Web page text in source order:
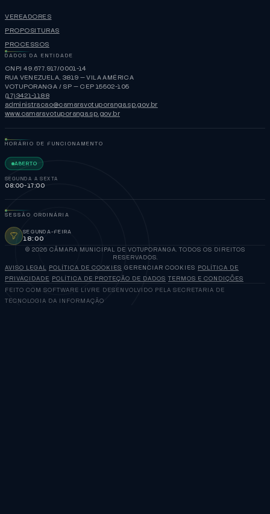
VEREADORES
PROPOSITURAS
PROCESSOS
DADOS DA ENTIDADE
CNPJ 49.677.917/0001-14
RUA VENEZUELA, 3819 — VILA AMÉRICA
VOTUPORANGA / SP — CEP 15502-105
(17)3421-1188
administracao@camaravotuporanga.sp.gov.br
www.camaravotuporanga.sp.gov.br
HORÁRIO DE FUNCIONAMENTO
ABERTO
SEGUNDA A SEXTA
08:00-17:00
SESSÃO ORDINÁRIA
SEGUNDA-FEIRA
18:00
© 2026 CÂMARA MUNICIPAL DE VOTUPORANGA. TODOS OS DIREITOS
RESERVADOS.
AVISO LEGAL POLÍTICA DE COOKIES GERENCIAR COOKIES POLÍTICA DE
PRIVACIDADE POLÍTICA DE PROTEÇÃO DE DADOS TERMOS E CONDIÇÕES
FEITO COM SOFTWARE LIVRE DESENVOLVIDO PELA SECRETARIA DE
TECNOLOGIA DA INFORMAÇÃO